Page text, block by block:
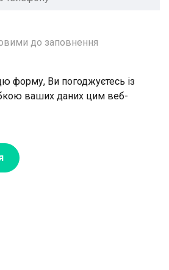
до заповнення
форму, Ви погоджуєтесь із
ваших даних цим веб-